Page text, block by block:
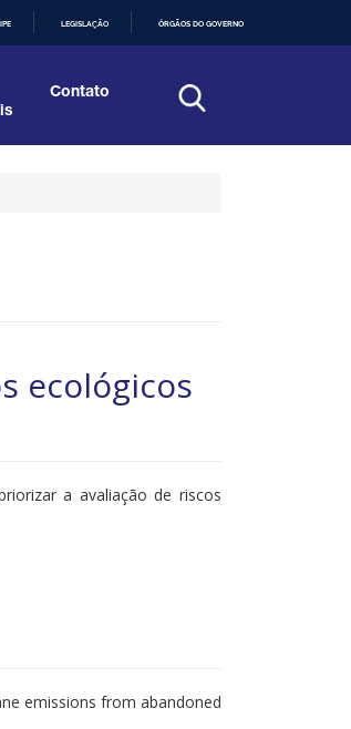
LEGISLAÇÃO ÓRGÃOS DO GOVERNO
Contato
ecológicos
a avaliação de riscos
emissions from abandoned